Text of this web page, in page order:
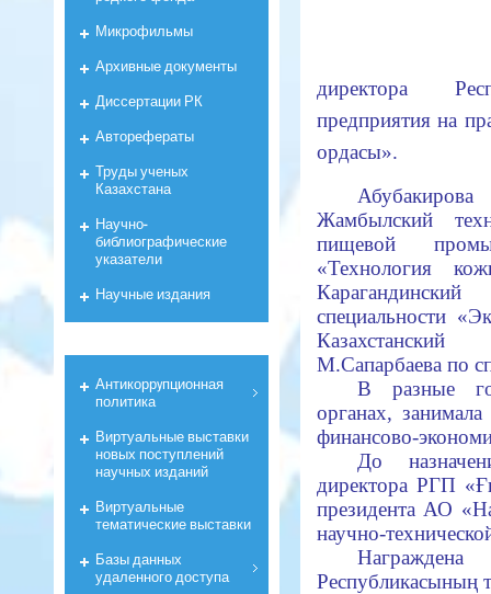
директора
предприятия на
ордасы».
Жамбылский
пищевой
«Технология
специальности
М.Сапарбаева по
В разные
органах,
финансово-
До
директора РГП
президента АО
научно-
Награждена
Республикасының
Микрофильмы
Архивные документы
Диссертации РК
Авторефераты
Труды ученых
Казахстана
Научно-
библиографические
указатели
Научные издания
Антикоррyпционная
политика
Виртуальные выставки
новых поступлений
научных изданий
Виртуальные
тематические выставки
Базы данных
удаленного доступа